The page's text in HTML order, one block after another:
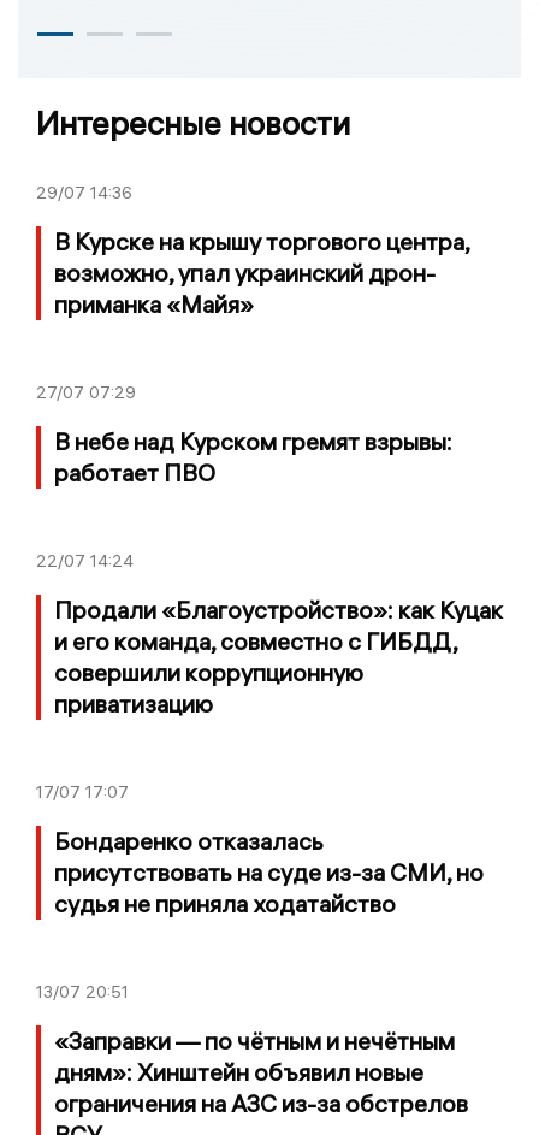
Интересные новости
29/07 14:36
В Курске на крышу торгового центра,
возможно, упал украинский дрон-
приманка «Майя»
27/07 07:29
В небе над Курском гремят взрывы:
работает ПВО
22/07 14:24
Продали «Благоустройство»: как Куцак
и его команда, совместно с ГИБДД,
совершили коррупционную
приватизацию
17/07 17:07
Бондаренко отказалась
присутствовать на суде из-за СМИ, но
судья не приняла ходатайство
13/07 20:51
«Заправки — по чётным и нечётным
дням»: Хинштейн объявил новые
ограничения на АЗС из-за обстрелов